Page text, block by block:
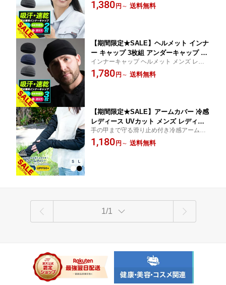
ウトドア 汗取り 帽子 熱中症対策グッズ
ィース 夏 夏用 春夏 帽子 自転車 バイク ス
キー 仕事用にもおすすめ 汗取り帽子 ビー
1,380円 ～ 送料無料
【期間限定★SALE】ヘルメット インナ
ー キャップ 3枚組 アンダーキャップ 暑
さ対策 グッズ ヘルメット 暑さ対策 ア
ウトドア 汗取り 帽子 熱中症対策グッズ
インナーキャップ ヘルメット メンズ レデ
ィース 夏 夏用 春夏 帽子 自転車 バイク ス
キー 仕事用にもおすすめ 汗取り帽子 ビー
1,780円 ～ 送料無料
【期間限定★SALE】アームカバー 冷感
レディース UVカット メンズ レディー
ス ロング ショート 選べる2種 接触冷感
手の甲まで 指穴 二の腕まわり ゆとり
手の甲まで守る滑り止め付き冷感アームカ
バー。締め付け痕が残りにくい、ゆとりの
ある二の腕まわり。選べるロング＆ショー
1,180円 ～ 送料無料
1/1